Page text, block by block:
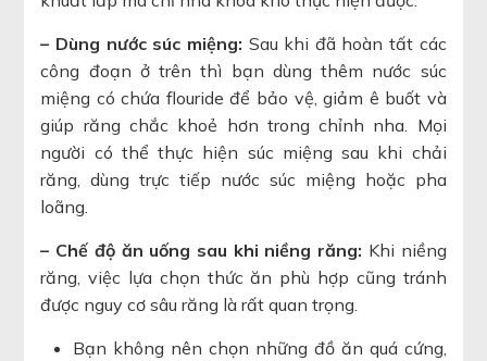
– Dùng nước súc miệng: Sau khi đã hoàn tất các
công đoạn ở trên thì bạn dùng thêm nước súc
miệng có chứa flouride để bảo vệ, giảm ê buốt và
giúp răng chắc khoẻ hơn trong chỉnh nha. Mọi
người có thể thực hiện súc miệng sau khi chải
răng, dùng trực tiếp nước súc miệng hoặc pha
loãng.
– Chế độ ăn uống sau khi niềng răng: Khi niềng
răng, việc lựa chọn thức ăn phù hợp cũng tránh
được nguy cơ sâu răng là rất quan trọng.
Bạn không nên chọn những đồ ăn quá cứng,